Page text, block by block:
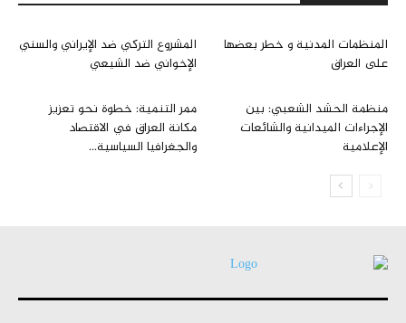
المشروع التركي ضد الإيراني والسني
الإخواني ضد الشيعي
المنظمات المدنية و خطر بعضها
علی العراق
ممر التنمية: خطوة نحو تعزيز
مكانة العراق في الاقتصاد
والجغرافيا السياسية...
منظمة الحشد الشعبي: بين
الإجراءات الميدانية والشائعات
الإعلامية